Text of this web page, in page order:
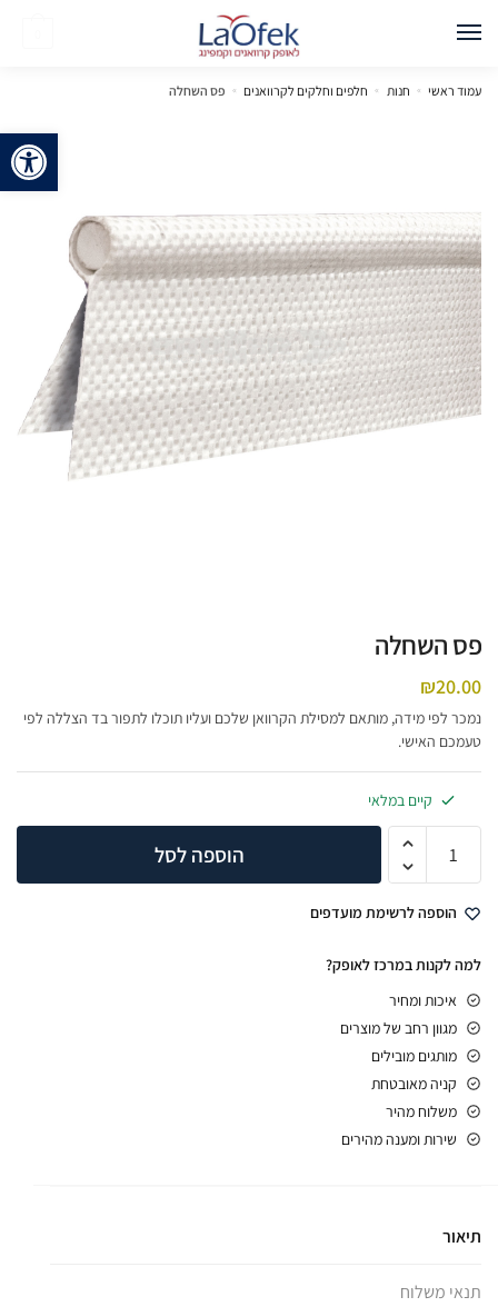
עמוד ראשי » חנות » חלפים וחלקים לקרוואנים » פס השחלה
🔍
פס השחלה
₪20.00
נמכר לפי מידה, מותאם למסילת הקרוואן שלכם ועליו תוכלו לתפור בד הצללה לפי
טעמכם האישי.
קיים במלאי
הוספה לסל
הוספה לרשימת מועדפים
למה לקנות במרכז לאופק?
איכות ומחיר
מגוון רחב של מוצרים
מותגים מובילים
קניה מאובטחת
משלוח מהיר
שירות ומענה מהירים
תיאור
תנאי משלוח